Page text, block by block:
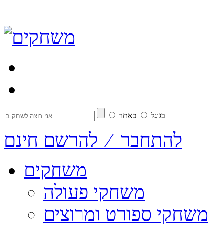
בגוגל באתר
להתחבר ⁄ להרשם חינם
משחקים
משחקי פעולה
משחקי ספורט ומרוצים